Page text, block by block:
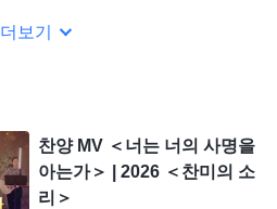
집의 이익을 팔아넘기며, 하
더보기
찬양 MV ＜너는 너의 사명을
아는가＞ | 2026 ＜찬미의 소
리＞